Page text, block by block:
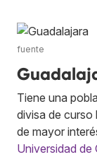
fuente
Tiene una
divisa de
de mayor
Universidad de